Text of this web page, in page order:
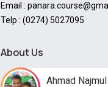
Email :
Telp : (0274) 5027095
About Us
Ahmad Najmul